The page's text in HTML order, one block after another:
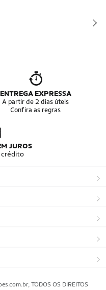
ENTREGA EXPRESSA
A partir de 2 dias úteis
Confira as regras
JUROS
crédito
TODOS OS DIREITOS